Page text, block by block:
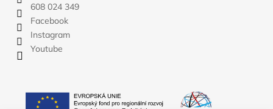
608 024 349
Facebook
Instagram
Youtube